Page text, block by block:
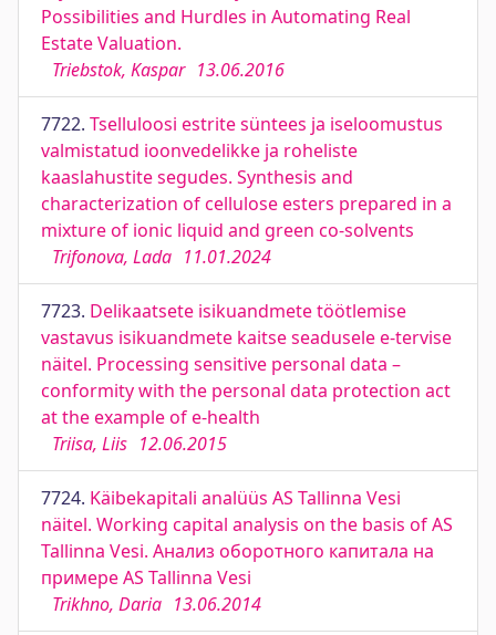
Possibilities and Hurdles in Automating Real
Estate Valuation.
Triebstok, Kaspar 13.06.2016
7722. Tselluloosi estrite süntees ja iseloomustus
valmistatud ioonvedelikke ja roheliste
kaaslahustite segudes. Synthesis and
characterization of cellulose esters prepared in a
mixture of ionic liquid and green co-solvents
Trifonova, Lada 11.01.2024
7723. Delikaatsete isikuandmete töötlemise
vastavus isikuandmete kaitse seadusele e-tervise
näitel. Processing sensitive personal data –
conformity with the personal data protection act
at the example of e-health
Triisa, Liis 12.06.2015
7724. Käibekapitali analüüs AS Tallinna Vesi
näitel. Working capital analysis on the basis of AS
Tallinna Vesi. Анализ оборотного капитала на
примере AS Tallinna Vesi
Trikhno, Daria 13.06.2014